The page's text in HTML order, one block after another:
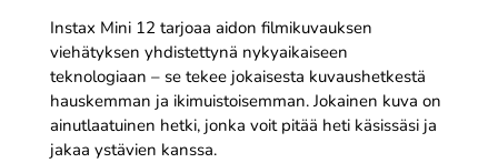
Instax Mini 12 tarjoaa aidon filmikuvauksen
viehätyksen yhdistettynä nykyaikaiseen
teknologiaan – se tekee jokaisesta kuvaushetkestä
hauskemman ja ikimuistoisemman. Jokainen kuva on
ainutlaatuinen hetki, jonka voit pitää heti käsissäsi ja
jakaa ystävien kanssa.